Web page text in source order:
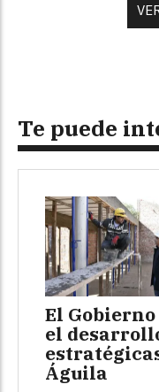
Te puede
El
el
Águila